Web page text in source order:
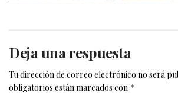
Deja una respuesta
Tu dirección de correo electrónico no será
obligatorios están marcados con *